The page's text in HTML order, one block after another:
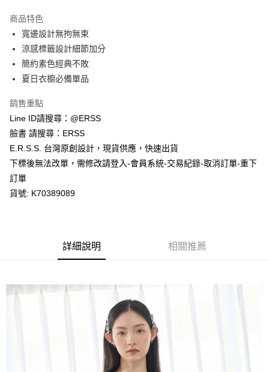
【「AFTEE先享後付」結帳流程】
１．於結帳方式選擇「AFTEE先享後付」後，將跳轉至「AFTEE先享後付」
結帳頁面，進行簡訊認證並確認金額後，即可完成結帳。
２．訂單成立數日內，您將收到繳費通知簡訊。
ATM／網路銀行／等多元方式進行付款，方視為交易完成。
※ 請注意：結帳手續完成當下不需立刻繳費，但若您需要取消訂單，請聯絡
後付繳納相關費用。
※ 交易是否成功請以「AFTEE先享後付 」之結帳頁面顯示為準，若有關於
是否繳費成功／繳費後需取消欲退款等相關疑問，請聯繫「AFTEE先享後付
客戶支援中心」https://netprotections.freshdesk.com/support/home
【注意事項】
１．透過由恩沛科技股份有限公司提供之「AFTEE先享後付」服務完成之交
易，需依本服務之必要範圍內提供個人資料，並將交易相關給付款項請求債
２．關於個人資料處理事宜，請瀏覽以下網址：
４．使用「AFTEE先享後付」時，將依據個別帳號之用戶狀況，依本公司即
時審查核予不同之上限額度；若仍有額度不足之情形，本公司將視審查結果
５．嚴禁一人註冊多個帳號或使用他人資訊註冊。若發現惡意使用之情形，
恩沛科技股份有限公司將有權停止該用戶之使用額度並採取法律行動。
付款後全家取貨
每筆NT$80，滿NT$1,200(含以上)免運費
付款後萊爾富取貨
7-11取貨付款
每筆NT$80，滿NT$1,200(含以上)免運費
付款後7-11取貨
每筆NT$80，滿NT$1,200(含以上)免運費
商品特色
寬邊設計無拘無束
涼感標籤設計細節加分
簡約素色經典不敗
夏日衣櫥必備單品
銷售重點
Line ID請搜尋：@ERSS
臉書 請搜尋：ERSS
E.R.S.S. 台灣原創設計，現貨供應，快速出貨
下標後無法改單，需修改請登入-會員系統-交易紀錄-取消訂單-重下
訂單
貨號: K70389089
詳細說明 相關推薦